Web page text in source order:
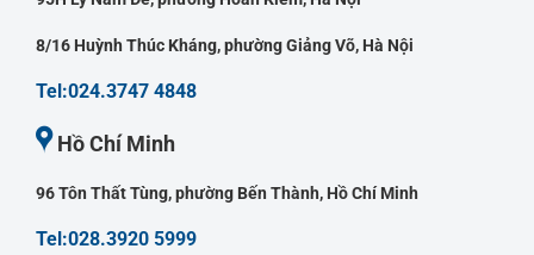
8/16 Huỳnh Thúc Kháng, phường Giảng Võ, Hà Nội
Tel:024.3747 4848
Hồ Chí Minh
96 Tôn Thất Tùng, phường Bến Thành, Hồ Chí Minh
Tel:028.3920 5999